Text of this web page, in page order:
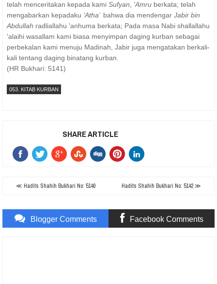
telah menceritakan kepada kami Sufyan 'Amru berkata; telah
mengabarkan kepadaku 'Atha` bahwa dia mendengar Jabir bin
Abdullah radliallahu 'anhuma berkata; Pada masa Nabi shallallahu
'alaihi wasallam kami biasa menyimpan daging kurban sebagai
perbekalan kami menuju Madinah, Jabir juga mengatakan berkali-
kali tentang daging binatang kurban.
(HR Bukhari: 5141)
053. KITAB KURBAN
SHARE ARTICLE
≪ Hadits Shahih Bukhari No: 5140 Hadits Shahih Bukhari No: 5142 ≫
Blogger Comments Facebook Comments